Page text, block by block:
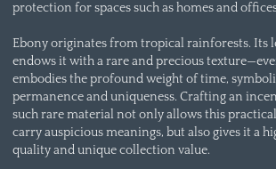
protection for spaces such as homes and
Ebony originates from tropical rainforests. Its
endows it with a rare and precious
embodies the profound weight of time,
permanence and uniqueness. Crafting an
such rare material not only allows this
carry auspiciousmeanings, but also gives it a
quality and unique collection value.